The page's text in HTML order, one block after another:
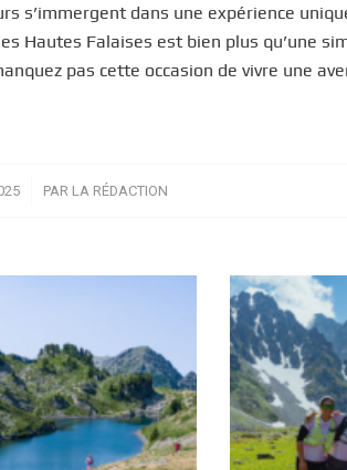
s’immergent dans une expérience
Hautes Falaises est bien plus qu’une
pas cette occasion de vivre une
PAR LA RÉDACTION